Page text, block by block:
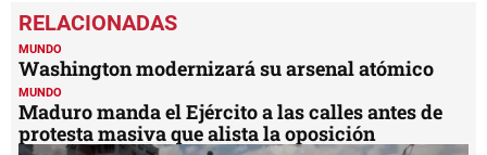
MUNDO
Washington modernizará su arsenal atómico
MUNDO
Maduro manda el Ejército a las calles antes de
protesta masiva que alista la oposición